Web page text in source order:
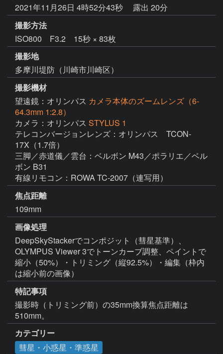
2021年11月26日 4時52分43秒
露出 20分
撮影方法
ISO800 F3.2 15秒 × 83枚
撮影地
多摩川堤防（川崎市川崎区）
撮影機材
望遠鏡：オリンパス カメラ本体のズームレンズ（6-
64.3mm 1:2.8）
カメラ：オリンパス STYLUS 1
テレコンバージョンレンズ：オリンパス　TCON-
17X（1.7倍）
三脚／赤道儀／雲台：ベルボン M43／ポラリエ／ベル
ボン B31
有線リモコン：ROWA TC-2007（連写用）
焦点距離
109mm
画像処理
DeepSkyStackerでコンポジット（彗星基準）、
OLYMPUS Viewer 3でトーンカーブ調整、ペイントで
縮小（50%）・トリミング（縦92.5%）・編集（枠内
は縮小前の画像）
特記事項
撮影時（トリミング前）の35mm換算焦点距離は
カテゴリー
彗星・小惑星・準惑星